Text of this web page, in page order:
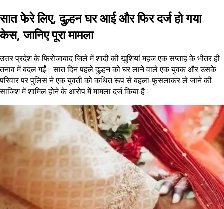
सात फेरे लिए, दुल्हन घर आई और फिर दर्ज हो गया
केस, जानिए पूरा मामला
उत्तर प्रदेश के फिरोजाबाद जिले में शादी की खुशियां महज एक सप्ताह के भीतर ही
तनाव में बदल गईं। सात दिन पहले दुल्हन को घर लाने वाले एक युवक और उसके
परिवार पर पुलिस ने एक युवती को कथित रूप से बहला-फुसलाकर ले जाने की
साजिश में शामिल होने के आरोप में मामला दर्ज किया है।